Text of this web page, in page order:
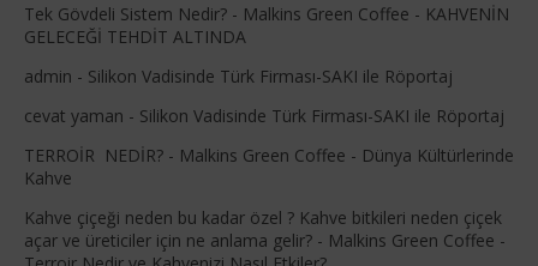
Tek Gövdeli Sistem Nedir? - Malkins Green Coffee - KAHVENİN
GELECEĞİ TEHDİT ALTINDA
admin - Silikon Vadisinde Türk Firması-SAKI ile Röportaj
cevat yaman - Silikon Vadisinde Türk Firması-SAKI ile Röportaj
TERROİR NEDİR? - Malkins Green Coffee - Dünya Kültürlerinde
Kahve
Kahve çiçeği neden bu kadar özel ? Kahve bitkileri neden çiçek
açar ve üreticiler için ne anlama gelir? - Malkins Green Coffee -